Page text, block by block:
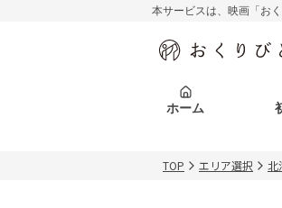
本サービスは、映画「お
ホーム
初めての方へ
関東エリア
お客様の声
葬儀の知識
初めての方へ
会社を知る
関東エリア
北海道エリア
お客様の声
葬儀の知識
TOP エリア選択 北